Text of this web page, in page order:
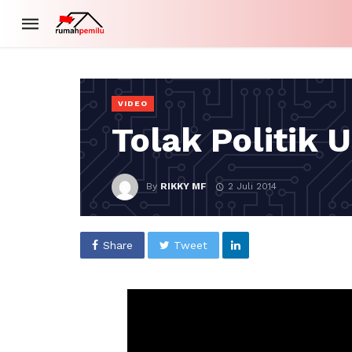
VIDEO
Tolak Politik
By RIKKY MF 2 Juli 2014
Share Tweet